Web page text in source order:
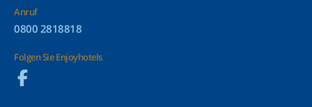
Anruf
0800 2818818
Folgen Sie Enjoyhotels